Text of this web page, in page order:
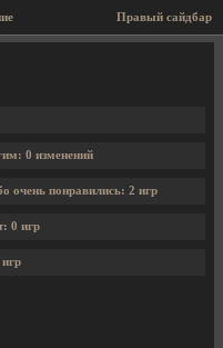
Правый сайдбар
astroneon
0 изменений
очень понравились: 2 игр
0 игр